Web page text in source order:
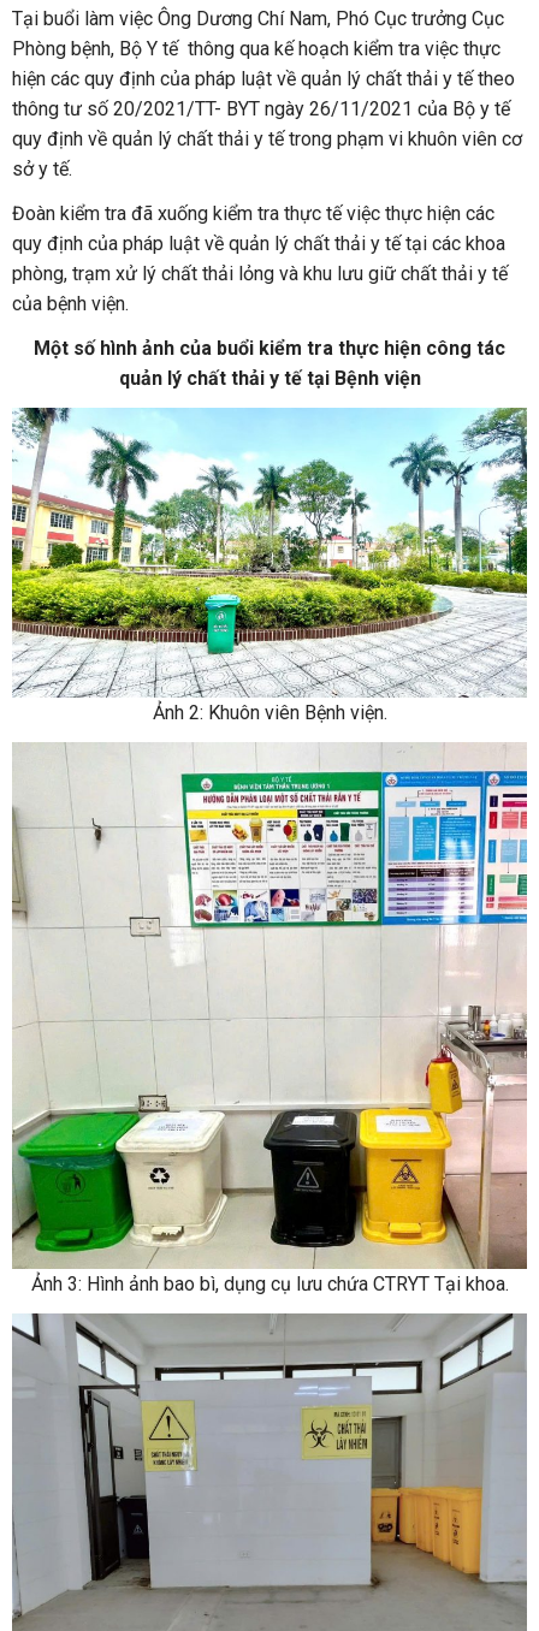
Tại buổi làm việc Ông Dương Chí Nam, Phó Cục trưởng Cục
Phòng bệnh, Bộ Y tế thông qua kế hoạch kiểm tra việc thực
hiện các quy định của pháp luật về quản lý chất thải y tế theo
thông tư số 20/2021/TT- BYT ngày 26/11/2021 của Bộ y tế
quy định về quản lý chất thải y tế trong phạm vi khuôn viên cơ
sở y tế.
Đoàn kiểm tra đã xuống kiểm tra thực tế việc thực hiện các
quy định của pháp luật về quản lý chất thải y tế tại các khoa
phòng, trạm xử lý chất thải lỏng và khu lưu giữ chất thải y tế
của bệnh viện.
Một số hình ảnh của buổi kiểm tra thực hiện công tác
quản lý chất thải y tế tại Bệnh viện
Ảnh 2: Khuôn viên Bệnh viện.
Ảnh 3: Hình ảnh bao bì, dụng cụ lưu chứa CTRYT Tại khoa.